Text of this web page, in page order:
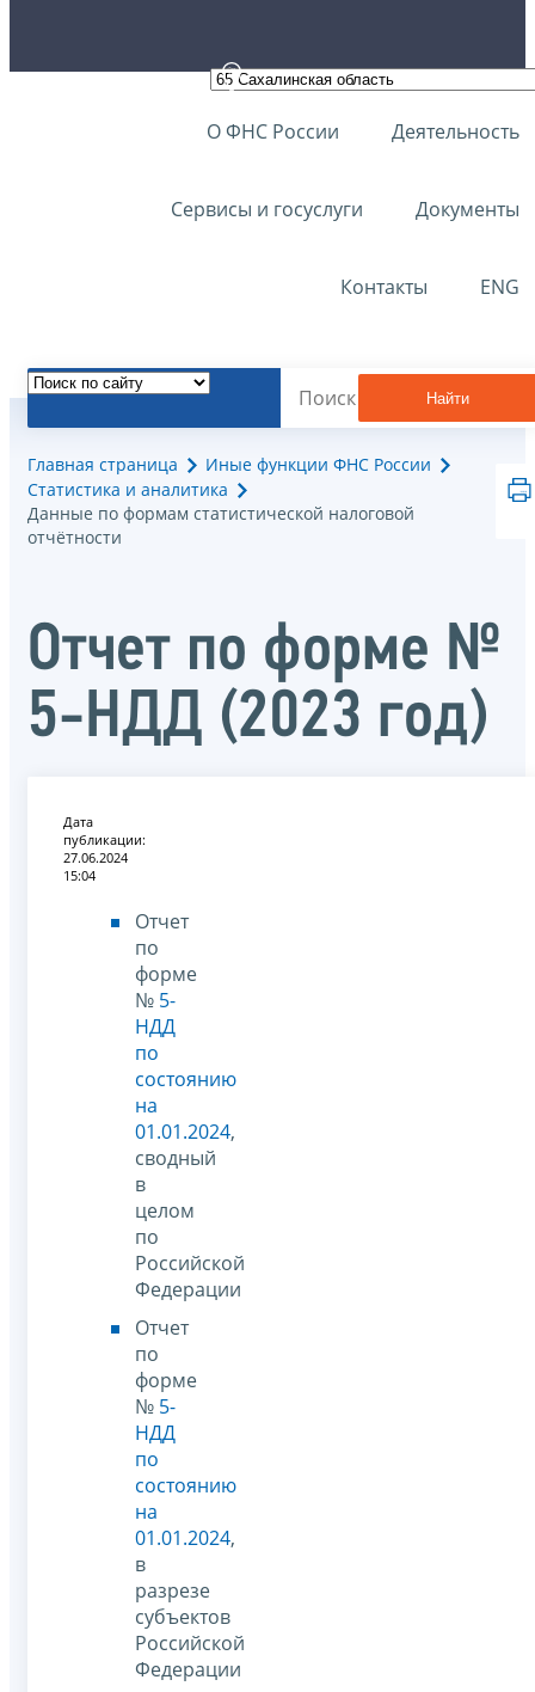
О ФНС России Деятельность
Сервисы и госуслуги Документы
Контакты ENG
Найти
Главная страница
Иные функции ФНС России
Статистика и аналитика
Данные по формам статистической налоговой
отчётности
Отчет по форме №
5-НДД (2023 год)
Дата
публикации:
27.06.2024
15:04
Отчет
по
форме
№ 5-
НДД
по
состоянию
на
01.01.2024,
сводный
в
целом
по
Российской
Федерации
Отчет
по
форме
№ 5-
НДД
по
состоянию
на
01.01.2024,
в
разрезе
субъектов
Российской
Федерации